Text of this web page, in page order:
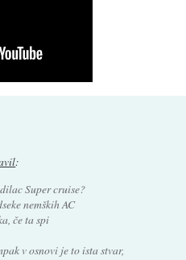
:
Super cruise?
nemških AC
če ta spi
v osnovi je to ista stvar,